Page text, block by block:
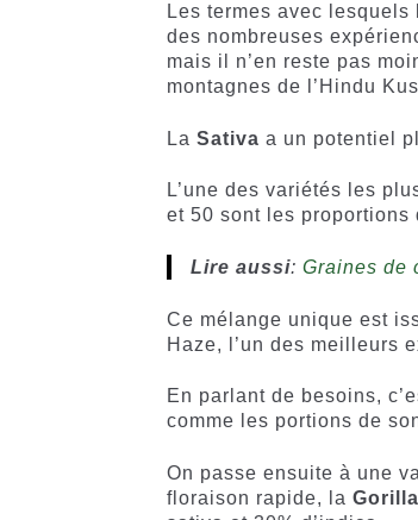
Les termes avec
des nombreuses
mais il n’en reste pas
montagnes de l’Hindu
LaSativa a un potentiel
L’une des variétés les
et 50 sont les
Lire aussi:Graines de
Ce mélange unique est
Haze, l’un des meilleurs
En parlant de besoins,
comme les portions de
On passe ensuite à une
floraison rapide, la